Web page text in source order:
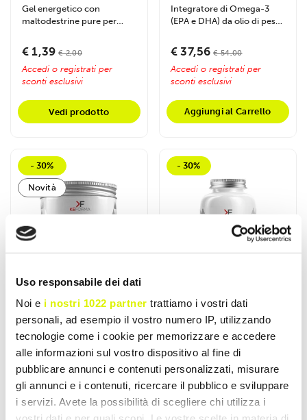
Uso responsabile dei dati
Noi e i nostri 1022 partner trattiamo i vostri dati
personali, ad esempio il vostro numero IP, utilizzando
tecnologie come i cookie per memorizzare e accedere
alle informazioni sul vostro dispositivo al fine di
pubblicare annunci e contenuti personalizzati, misurare
gli annunci e i contenuti, ricercare il pubblico e sviluppare
i servizi. Avete la possibilità di scegliere chi utilizza i
Gel energetico con
maltodestrine pure per
per sport di...
€ 1,39 € 2,00
Accedi o registrati per
sconti esclusivi
Vedi prodotto
Integratore di Omega-3
(EPA e DHA) da olio di pesce
Supporta...
€ 37,56 € 54,00
Accedi o registrati per
sconti esclusivi
Aggiungi al Carrello
- 30%
Novità
KEFORMA
Omega 3 Xxl
Alto dosaggio di acidi grassi
polinsaturi della serie
- 30%
Omega 3 XXL
Integratore Omega 3 XXL di
KEFORMA con olio di pesce